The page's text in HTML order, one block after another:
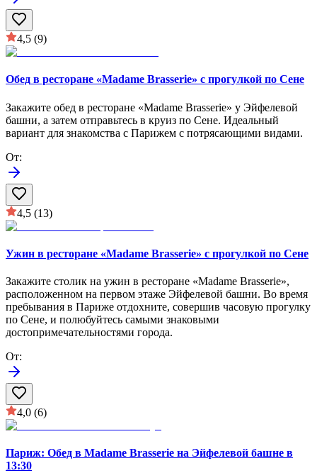
4,5 (9)
Обед в ресторане «Madame Brasserie» с прогулкой по Сене
Закажите обед в ресторане «Madame Brasserie» у Эйфелевой
башни, а затем отправьтесь в круиз по Сене. Идеальный
вариант для знакомства с Парижем с потрясающими видами.
От:
4,5 (13)
Ужин в ресторане «Madame Brasserie» с прогулкой по Сене
Закажите столик на ужин в ресторане «Madame Brasserie»,
расположенном на первом этаже Эйфелевой башни. Во время
пребывания в Париже отдохните, совершив часовую прогулку
по Сене, и полюбуйтесь самыми знаковыми
достопримечательностями города.
От:
4,0 (6)
Париж: Обед в Madame Brasserie на Эйфелевой башне в
13:30